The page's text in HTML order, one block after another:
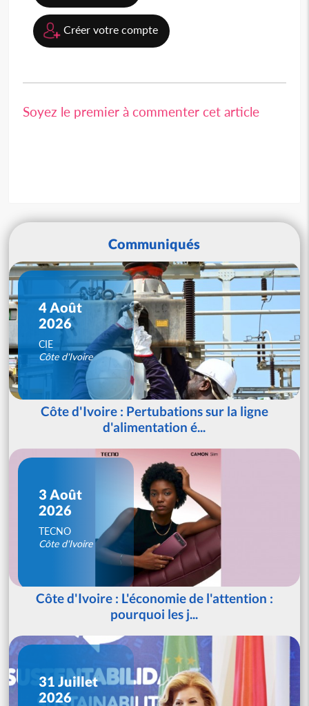
Créer votre compte
Soyez le premier à commenter cet article
Communiqués
4 Août
2026
CIE
Côte d'Ivoire
Côte d'Ivoire : Pertubations sur la ligne
d'alimentation é...
3 Août
2026
TECNO
Côte d'Ivoire
Côte d'Ivoire : L'économie de l'attention :
pourquoi les j...
31 Juillet
2026